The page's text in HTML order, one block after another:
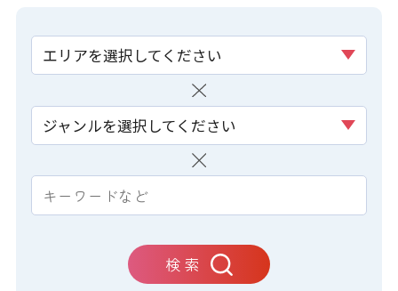
エリアを選択してください
ジャンルを選択してください
検 索